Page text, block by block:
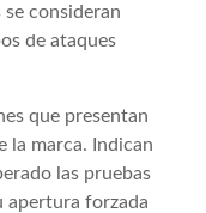
consideran
de ataques
que presentan
la marca. Indican
las pruebas
apertura forzada